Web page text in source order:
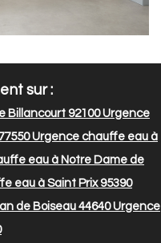
sur :
Billancourt 92100Urgence
Urgence chauffe eau à
eau à Notre Dame de
eau à Saint Prix 95390
de Boiseau 44640Urgence